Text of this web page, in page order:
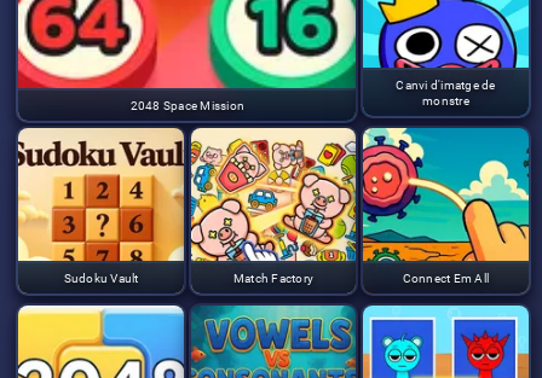
2048 Space Mission
Canvi d'imatge de
monstre
Sudoku Vault Match Factory Connect Em All